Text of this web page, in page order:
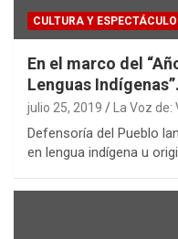
CULTURA Y
En el marco del
Lenguas Indígenas”.
julio 25, 2019 La Voz de:
Defensoría del Pueblo
en lengua indígena u